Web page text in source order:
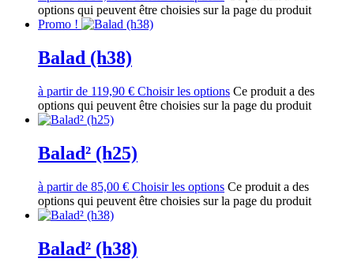
options qui peuvent être choisies sur la page du produit
Promo !
Balad (h38)
à partir de 119,90 € Choisir les options Ce produit a des
options qui peuvent être choisies sur la page du produit
Balad² (h25)
à partir de 85,00 € Choisir les options Ce produit a des
options qui peuvent être choisies sur la page du produit
Balad² (h38)